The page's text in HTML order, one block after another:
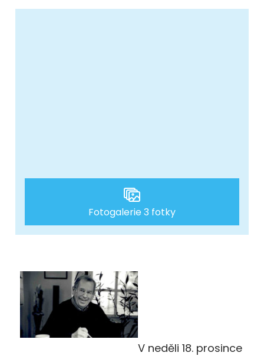
Fotogalerie 3 fotky
V neděli 18. prosince